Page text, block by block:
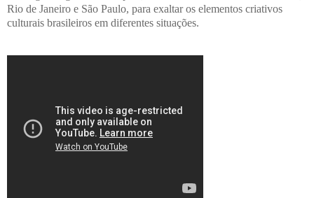
Rio de Janeiro e São Paulo, para exaltar os elementos criativos
culturais brasileiros em diferentes situações.